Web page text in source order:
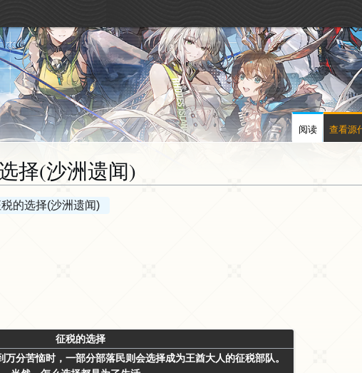
择(沙洲遗闻)
的选择(沙洲遗闻)
征税的选择
分苦恼时，一部分部落民则会选择成为王酋大人的征税部队。
阅读 查看源